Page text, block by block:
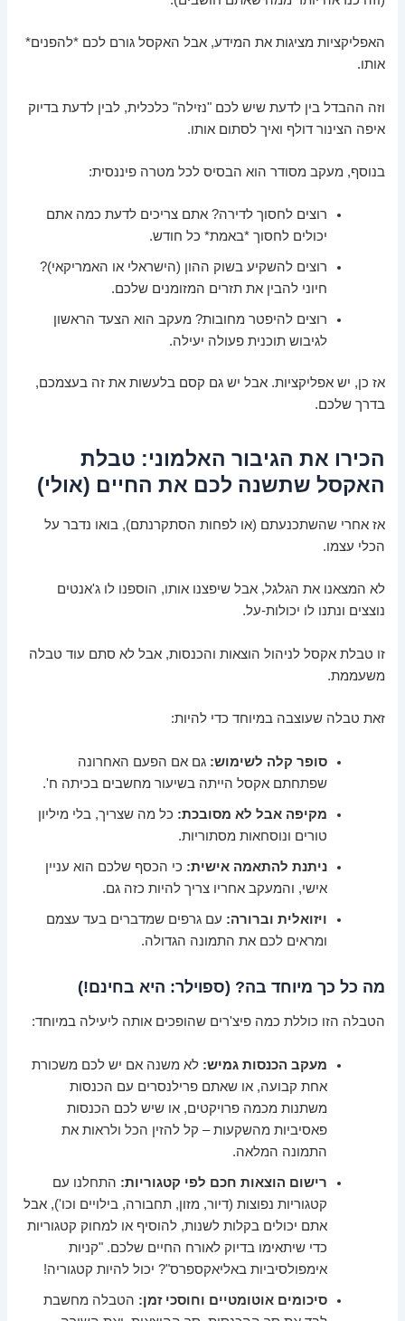
האפליקציות מציגות את המידע, אבל האקסל גורם לכם *להפנים*
אותו.
וזה ההבדל בין לדעת שיש לכם "נזילה" כלכלית, לבין לדעת בדיוק
איפה הצינור דולף ואיך לסתום אותו.
בנוסף, מעקב מסודר הוא הבסיס לכל מטרה פיננסית:
רוצים לחסוך לדירה? אתם צריכים לדעת כמה אתם
יכולים לחסוך *באמת* כל חודש.
רוצים להשקיע בשוק ההון (הישראלי או האמריקאי)?
חיוני להבין את תזרים המזומנים שלכם.
רוצים להיפטר מחובות? מעקב הוא הצעד הראשון
לגיבוש תוכנית פעולה יעילה.
אז כן, יש אפליקציות. אבל יש גם קסם בלעשות את זה בעצמכם,
בדרך שלכם.
הכירו את הגיבור האלמוני: טבלת
האקסל שתשנה לכם את החיים (אולי)
אז אחרי שהשתכנעתם (או לפחות הסתקרנתם), בואו נדבר על
הכלי עצמו.
לא המצאנו את הגלגל, אבל שיפצנו אותו, הוספנו לו ג'אנטים
נוצצים ונתנו לו יכולות-על.
זו טבלת אקסל לניהול הוצאות והכנסות, אבל לא סתם עוד טבלה
משעממת.
זאת טבלה שעוצבה במיוחד כדי להיות:
סופר קלה לשימוש: גם אם הפעם האחרונה
שפתחתם אקסל הייתה בשיעור מחשבים בכיתה ח'.
מקיפה אבל לא מסובכת: כל מה שצריך, בלי מיליון
טורים ונוסחאות מסתוריות.
ניתנת להתאמה אישית: כי הכסף שלכם הוא עניין
אישי, והמעקב אחריו צריך להיות כזה גם.
ויזואלית וברורה: עם גרפים שמדברים בעד עצמם
ומראים לכם את התמונה הגדולה.
מה כל כך מיוחד בה? (ספוילר: היא בחינם!)
הטבלה הזו כוללת כמה פיצ'רים שהופכים אותה ליעילה במיוחד:
מעקב הכנסות גמיש: לא משנה אם יש לכם משכורת
אחת קבועה, או שאתם פרילנסרים עם הכנסות
משתנות מכמה פרויקטים, או שיש לכם הכנסות
פאסיביות מהשקעות – קל להזין הכל ולראות את
התמונה המלאה.
רישום הוצאות חכם לפי קטגוריות: התחלנו עם
קטגוריות נפוצות (דיור, מזון, תחבורה, בילויים וכו'), אבל
אתם יכולים בקלות לשנות, להוסיף או למחוק קטגוריות
כדי שיתאימו בדיוק לאורח החיים שלכם. "קניות
אימפולסיביות באליאקספרס"? יכול להיות קטגוריה!
סיכומים אוטומטיים וחוסכי זמן: הטבלה מחשבת